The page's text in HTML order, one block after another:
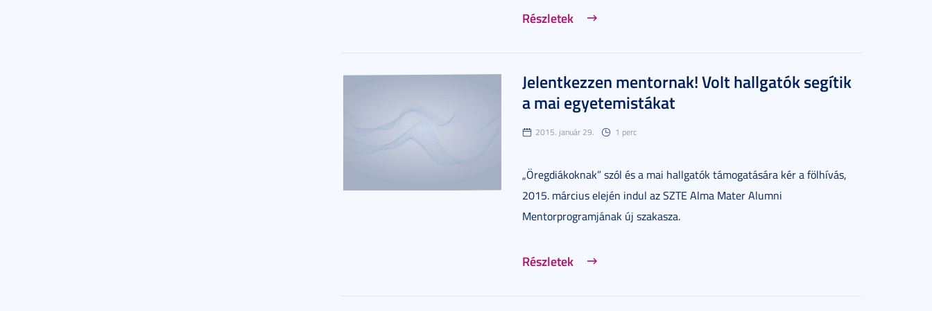
Részletek
Jelentkezzen mentornak! Volt hallgatók segítik
a mai egyetemistákat
2015. január 29. 1 perc
„Öregdiákoknak” szól és a mai hallgatók támogatására kér a fölhívás,
2015. március elején indul az SZTE Alma Mater Alumni
Mentorprogramjának új szakasza.
Részletek